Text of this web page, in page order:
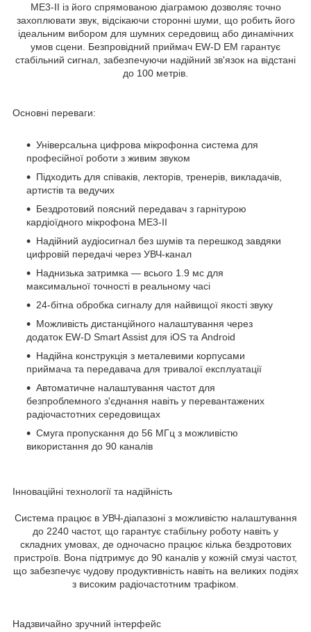
ME3-II із його спрямованою діаграмою дозволяє точно
захоплювати звук, відсікаючи сторонні шуми, що робить його
ідеальним вибором для шумних середовищ або динамічних
умов сцени. Безпровідний приймач EW-D EM гарантує
стабільний сигнал, забезпечуючи надійний зв'язок на відстані
до 100 метрів.
Основні переваги:
Універсальна цифрова мікрофонна система для
професійної роботи з живим звуком
Підходить для співаків, лекторів, тренерів, викладачів,
артистів та ведучих
Бездротовий поясний передавач з гарнітурою
кардіоїдного мікрофона ME3-II
Надійний аудіосигнал без шумів та перешкод завдяки
цифровій передачі через УВЧ-канал
Наднизька затримка — всього 1.9 мс для
максимальної точності в реальному часі
24-бітна обробка сигналу для найвищої якості звуку
Можливість дистанційного налаштування через
додаток EW-D Smart Assist для iOS та Android
Надійна конструкція з металевими корпусами
приймача та передавача для тривалої експлуатації
Автоматичне налаштування частот для
безпроблемного з'єднання навіть у перевантажених
радіочастотних середовищах
Смуга пропускання до 56 МГц з можливістю
використання до 90 каналів
Інноваційні технології та надійність
Система працює в УВЧ-діапазоні з можливістю налаштування
до 2240 частот, що гарантує стабільну роботу навіть у
складних умовах, де одночасно працює кілька бездротових
пристроїв. Вона підтримує до 90 каналів у кожній смузі частот,
що забезпечує чудову продуктивність навіть на великих подіях
з високим радіочастотним трафіком.
Надзвичайно зручний інтерфейс